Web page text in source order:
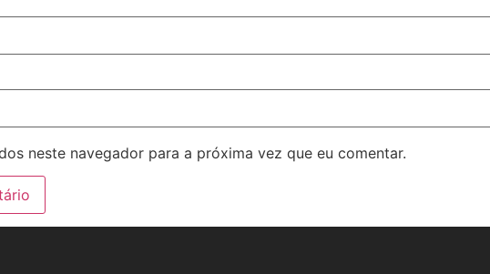
neste navegador para a próxima vez que eu comentar.